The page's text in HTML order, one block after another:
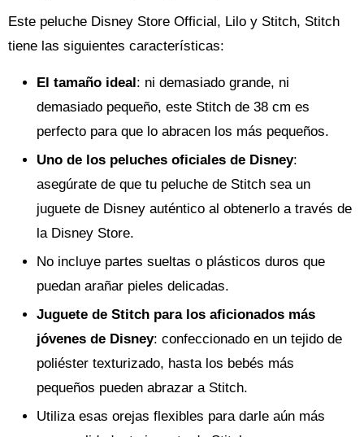
Este peluche Disney Store Official, Lilo y Stitch, Stitch
tiene las siguientes características:
El tamaño ideal : ni demasiado grande, ni
demasiado pequeño, este Stitch de 38 cm es
perfecto para que lo abracen los más pequeños.
Uno de los peluches oficiales de Disney:
asegúrate de que tu peluche de Stitch sea un
juguete de Disney auténtico al obtenerlo a través de
la Disney Store.
No incluye partes sueltas o plásticos duros que
puedan arañar pieles delicadas.
Juguete de Stitch para los aficionados más
jóvenes de Disney: confeccionado en un tejido de
poliéster texturizado, hasta los bebés más
pequeños pueden abrazar a Stitch.
Utiliza esas orejas flexibles para darle aún más